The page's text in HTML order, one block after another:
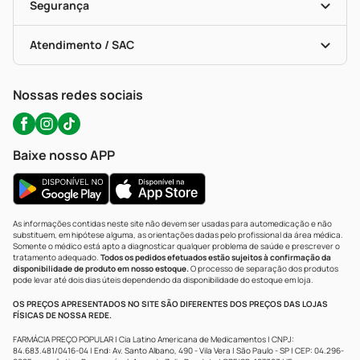
Formas De Pagamento
Troca E Devolução
Bulas De A A Z
Políticas De Marketplace
Serviços Farmacêuticos
Testes Rápidos
Autoteste Covid-19
Segurança
Certificado De Segurança
Portal Da Privacidade
Atendimento / SAC
WhatsApp (47) 9202-1687
Nossas redes sociais
Baixe nosso APP
As informações contidas neste site não devem ser usadas para automedicação e não
substituem, em hipótese alguma, as orientações dadas pelo profissional da área médica.
Somente o médico está apto a diagnosticar qualquer problema de saúde e prescrever o
tratamento adequado. Todos os pedidos efetuados estão sujeitos à confirmação da
disponibilidade de produto em nosso estoque.O processo de separação dos produtos
pode levar até dois dias úteis dependendo da disponibilidade do estoque em loja.
OS PREÇOS APRESENTADOS NO SITE SÃO DIFERENTES DOS PREÇOS DAS LOJAS
FÍSICAS DE NOSSA REDE.
FARMÁCIA PREÇO POPULAR | Cia Latino Americana de Medicamentos | CNPJ:
84.683.481/0416-04 | End: Av. Santo Albano, 490 - Vila Vera | São Paulo - SP | CEP: 04.296-